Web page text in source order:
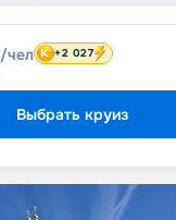
/чел +2 027
Выбрать круиз